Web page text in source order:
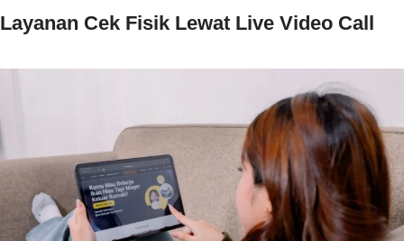
Layanan Cek Fisik Lewat Live Video Call